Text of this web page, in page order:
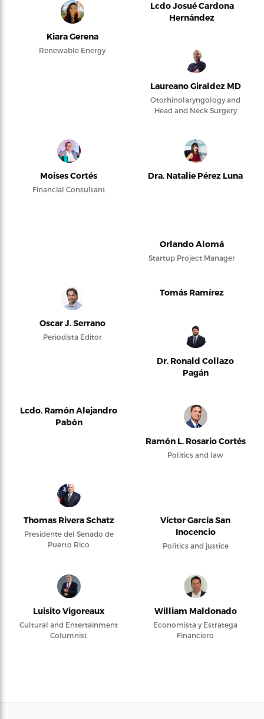
Kiara Gerena
Renewable Energy
Lcdo Josué Cardona
Hernández
Laureano Giraldez MD
Otorhinolaryngology and
Head and Neck Surgery
Moises Cortés
Financial Consultant
Dra. Natalie Pérez Luna
Orlando Alomá
Startup Project Manager
Oscar J. Serrano
Periodista Editor
Tomás Ramírez
Dr. Ronald Collazo
Pagán
Lcdo. Ramón Alejandro
Pabón
Ramón L. Rosario Cortés
Politics and law
Thomas Rivera Schatz
Presidente del Senado de
Puerto Rico
Víctor García San
Inocencio
Politics and justice
Luisito Vigoreaux
Cultural and Entertainment
Columnist
William Maldonado
Economista y Estratega
Financiero